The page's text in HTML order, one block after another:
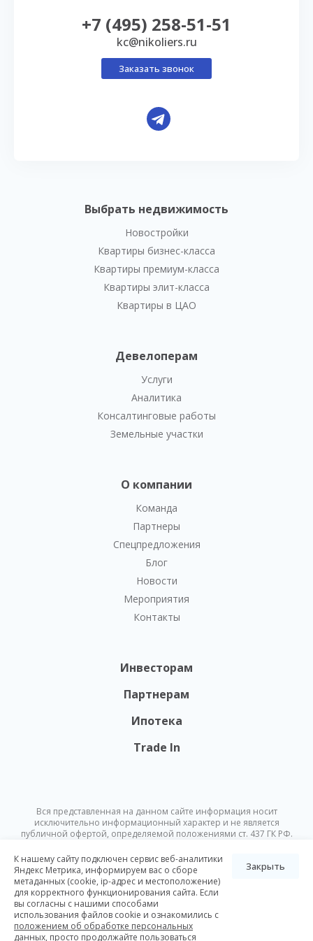
Выбрать недвижимость
Новостройки
Квартиры бизнес-класса
Квартиры премиум-класса
Квартиры элит-класса
Квартиры в ЦАО
Девелоперам
Услуги
Аналитика
Консалтинговые работы
Земельные участки
О компании
Команда
Партнеры
Спецпредложения
Блог
Новости
Мероприятия
Контакты
Инвесторам
Партнерам
Ипотека
Trade In
+7 (495) 258-51-51
kc@nikoliers.ru
Заказать звонок
Вся представленная на данном сайте информация носит
исключительно информационный характер и не является
публичной офертой, определяемой положениями ст. 437 ГК РФ.
изменена в любое время без предварительного уведомления.
© Nikoliers 2026
Положение об обработке персональных данных
Разработка Pictus
К нашему сайту подключен сервис веб-аналитики
Яндекс Метрика, информируем вас о сборе
метаданных (cookie, ip-адрес и местоположение)
для корректного функционирования сайта. Если
вы согласны с нашими способами
использования файлов cookie и ознакомились с
положением об обработке персональных
данных, просто продолжайте пользоваться
Закрыть